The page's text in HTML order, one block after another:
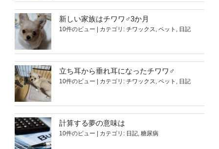
新しい家族はチワワ♂3か月
10件のビュー カテゴリ: チワックス, ペット , 日記
立ち耳から垂れ耳になったチワワ♂
10件のビュー カテゴリ: チワックス, ペット , 日記
計算する夢の意味は
10件のビュー カテゴリ: 日記, 糖尿病